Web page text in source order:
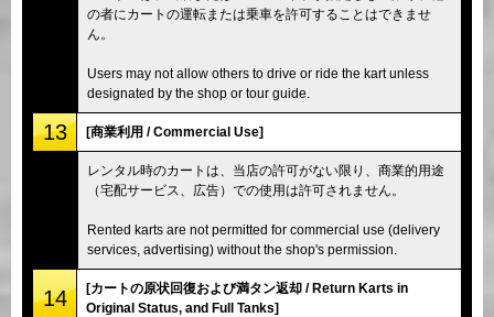
の者にカートの運転または乗車を許可することはできませ
ん。
Users may not allow others to drive or ride the kart unless
designated by the shop or tour guide.
13 [商業利用 / Commercial Use]
レンタル時のカートは、当店の許可がない限り、商業的用途
（宅配サービス、広告）での使用は許可されません。
Rented karts are not permitted for commercial use (delivery
services, advertising) without the shop's permission.
14
[カートの原状回復および満タン返却 / Return Karts in
Original Status, and Full Tanks]